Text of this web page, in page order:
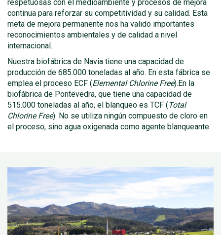
respetuosas con el medioambiente y procesos de mejora
continua para reforzar su competitividad y su calidad. Esta
meta de mejora permanente nos ha valido importantes
reconocimientos ambientales y de calidad a nivel
internacional.
Nuestra biofábrica de Navia tiene una capacidad de
producción de 685.000 toneladas al año. En esta fábrica se
emplea el proceso ECF (Elemental Chlorine Free).En la
biofábrica de Pontevedra, que tiene una capacidad de
515.000 toneladas al año, el blanqueo es TCF (Total
Chlorine Free). No se utiliza ningún compuesto de cloro en
el proceso, sino agua oxigenada como agente blanqueante.